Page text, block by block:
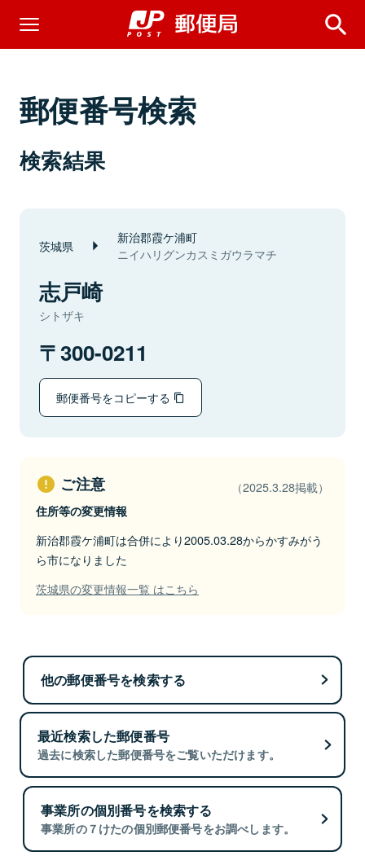
郵便番号検索
検索結果
茨城県 新治郡霞ケ浦町
ニイハリグンカスミガウラマチ
志戸崎
シトザキ
300-0211
郵便番号をコピーする
ご注意 （2025.3.28掲載）
住所等の変更情報
新治郡霞ケ浦町は合併により2005.03.28からかすみがう
ら市になりました
茨城県の変更情報一覧 はこちら
他の郵便番号を検索する
最近検索した郵便番号
過去に検索した郵便番号をご覧いただけます。
事業所の個別番号を検索する
事業所の７けたの個別郵便番号をお調べします。